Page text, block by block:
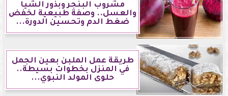
مشروب البنجر وبذور الشيا
والعسل.. وصفة طبيعية لخفض
ضغط الدم وتحسين الدورة...
طريقة عمل الملبن بعين الجمل
في المنزل بخطوات بسيطة..
حلوى المولد النبوي...